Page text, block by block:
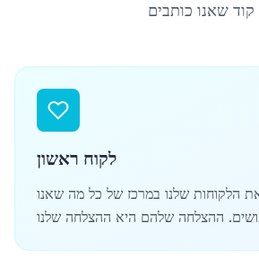
קוד שאנו כותבים
לקוח ראשון
הלקוחות שלנו במרכז של כל מה שאנו